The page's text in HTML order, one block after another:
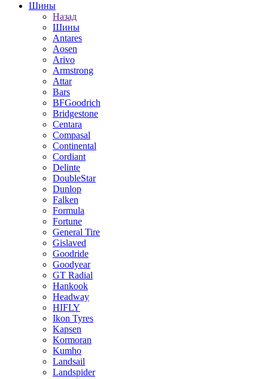
Шины
Назад
Шины
Antares
Aosen
Arivo
Armstrong
Attar
Bars
BFGoodrich
Bridgestone
Centara
Compasal
Continental
Cordiant
Delinte
DoubleStar
Dunlop
Falken
Formula
Fortune
General Tire
Gislaved
Goodride
Goodyear
GT Radial
Hankook
Headway
HIFLY
Ikon Tyres
Kapsen
Kormoran
Kumho
Landsail
Landspider